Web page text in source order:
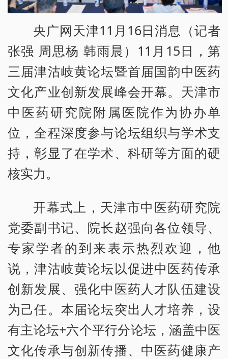
央广网天津11月16日消息（记者
张强 周思杨 韩雨晨）11月15日，第
三届津沽岐黄论坛暨首届国韵中医药
文化产业创新发展峰会开幕。天津市
中医药研究院附属医院作为协办单
位，全程深度参与论坛组织与学术支
持，彰显了在学术、科研等方面的硬
核实力。
开幕式上，天津市中医药研究院
党委副书记、院长赵强向各位领导、
专家学者的到来表示热烈欢迎，他
说，津沽岐黄论坛以促进中医药传承
创新发展、强化中医药人才队伍建设
为己任。本届论坛突出人才培养，设
有主论坛+六个平行分论坛，涵盖中医
文化传承与创新传播、中医药健康产